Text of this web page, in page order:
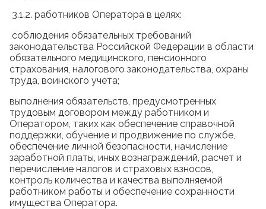
3.1.2. работников Оператора в целях:
соблюдения обязательных требований
законодательства Российской Федерации в области
обязательного медицинского, пенсионного
страхования, налогового законодательства, охраны
труда, воинского учета;
выполнения обязательств, предусмотренных
трудовым договором между работником и
Оператором, таких как обеспечение справочной
поддержки, обучение и продвижение по службе,
обеспечение личной безопасности, начисление
заработной платы, иных вознаграждений, расчет и
перечисление налогов и страховых взносов,
контроль количества и качества выполняемой
работником работы и обеспечение сохранности
имущества Оператора.